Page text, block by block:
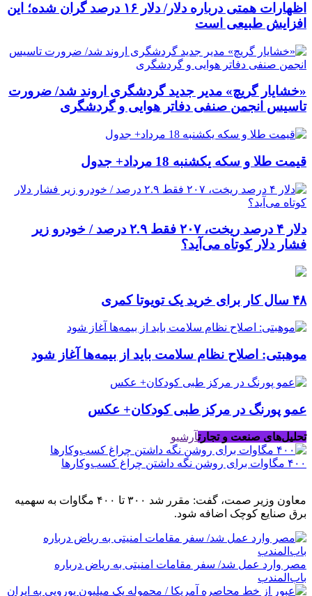
اظهارات همتی درباره دلار/ دلار ۱۶ درصد گران شده؛ این
افزایش طبیعی است
«خشایار گریچ» مدیر جدید گردشگری اروند شد/ ضرورت
تاسیس انجمن صنفی دفاتر هوایی و گردشگری
قیمت طلا و سکه یکشنبه 18 مرداد+ جدول
دلار ۴ درصد ریخت، ۲۰۷ فقط ۲.۹ درصد / خودرو زیر
فشار دلار کوتاه می‌آید؟
۴۸ سال کار برای خرید یک تویوتا کمری
موهبتی: اصلاح نظام سلامت باید از بیمه‌ها آغاز شود
عمو پورنگ در مرکز طبی کودکان+ عکس
تحلیل‌های صنعت و تجارتآرشیو
۴۰۰ مگاوات برای روشن نگه داشتن چراغ کسب‌وکار‌ها
معاون وزیر صمت، گفت: مقرر شد ۳۰۰ تا ۴۰۰ مگاوات به سهمیه
برق صنایع کوچک اضافه شود.
مصر وارد عمل شد/ سفر مقامات امنیتی به ریاض درباره
باب‌المندب